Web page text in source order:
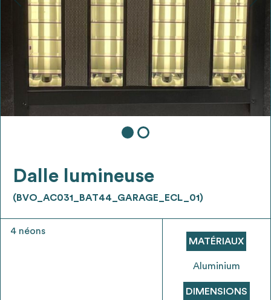
4
Ajouter les matériaux intéressants à "
liste "
Transmettre sa liste de manifestation
d'intérêt pour les matériaux
sélectionnés
Exporter sa liste et ses fiches produits
Être recontacté afin d’obtenir plus de
stratégies de récupérations
Dalle lumineuse
(BVO_AC031_BAT44_GARAGE_ECL_01)
4 néons
MATÉRIAUX
Aluminium
DIMENSIONS